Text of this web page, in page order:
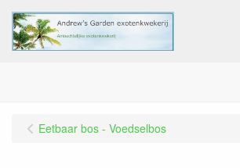
Eetbaar bos - Voedselbos